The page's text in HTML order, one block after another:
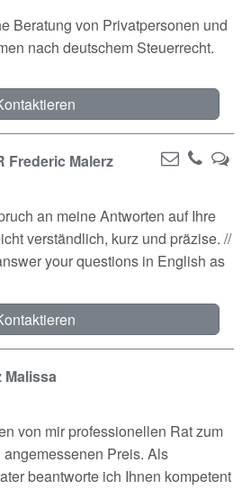
Beratung von Privatpersonen und
nach deutschem Steuerrecht.
Frederic Malerz
an meine Antworten auf Ihre
verständlich, kurz und präzise. //
your questions in English as
Malissa
von mir professionellen Rat zum
angemessenen Preis. Als
beantworte ich Ihnen kompetent